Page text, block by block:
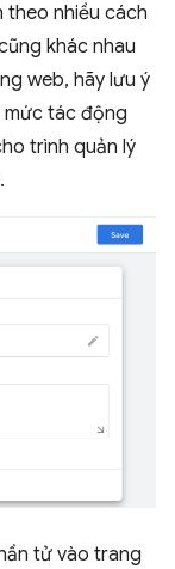
theo nhiều cách
khác nhau
web, hãy lưu ý
tác động
trình quản lý
tử vào trang